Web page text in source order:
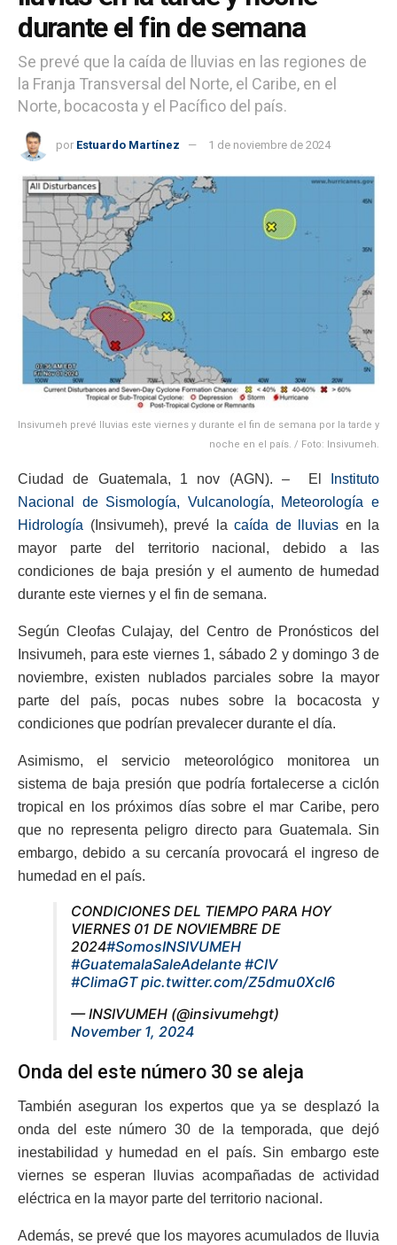
durante el fin de semana
Se prevé que la caída de lluvias en las regiones de
la Franja Transversal del Norte, el Caribe, en el
Norte, bocacosta y el Pacífico del país.
por Estuardo Martínez 1 de noviembre de 2024
Insivumeh prevé lluvias este viernes y durante el fin de semana por la tarde y
noche en el país. / Foto: Insivumeh.
Ciudad de Guatemala, 1 nov (AGN). – El
Instituto
Nacional de Sismología, Vulcanología, Meteorología e
Hidrología (Insivumeh), prevé la caída de lluvias en la
mayor parte del territorio nacional, debido a las
condiciones de baja presión y el aumento de humedad
durante este viernes y el fin de semana.
Según Cleofas Culajay, del Centro de Pronósticos del
Insivumeh, para este viernes 1, sábado 2 y domingo 3 de
noviembre, existen nublados parciales sobre la mayor
parte del país, pocas nubes sobre la bocacosta y
condiciones que podrían prevalecer durante el día.
Asimismo, el servicio meteorológico monitorea un
sistema de baja presión que podría fortalecerse a ciclón
tropical en los próximos días sobre el mar Caribe, pero
que no representa peligro directo para Guatemala. Sin
embargo, debido a su cercanía provocará el ingreso de
humedad en el país.
CONDICIONES DEL TIEMPO PARA HOY
VIERNES 01 DE NOVIEMBRE DE
2024#SomosINSIVUMEH
#GuatemalaSaleAdelante #CIV
#ClimaGT pic.twitter.com/Z5dmu0XcI6
— INSIVUMEH (@insivumehgt)
November 1, 2024
Onda del este número 30 se aleja
También aseguran los expertos que ya se desplazó la
onda del este número 30 de la temporada, que dejó
inestabilidad y humedad en el país. Sin embargo este
viernes se esperan lluvias acompañadas de actividad
eléctrica en la mayor parte del territorio nacional.
Además, se prevé que los mayores acumulados de lluvia